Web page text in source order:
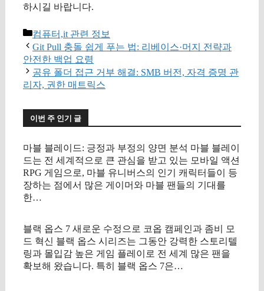
하시길 바랍니다.
카
테
고
리
컴퓨터,it 관련 정보
Git Pull 충돌 쉽게 푸는 법: 리베이스·머지 전략과
안전한 백업 요령
공유 폴더 접근 거부 해결: SMB 버전, 자격 증명 관
리자, 권한 매트릭스
이번 주 인기 글
마블 블레이드: 긍정과 부정의 양면 분석 마블 블레이
드는 전 세계적으로 큰 관심을 받고 있는 모바일 액션
RPG 게임으로, 마블 유니버스의 인기 캐릭터들이 등
장하는 점에서 많은 게이머와 마블 팬들의 기대를
한…
블랙 옵스 7 새로운 수정으로 코옵 캠페인과 좀비 모
드 혁신 블랙 옵스 시리즈는 그동안 강력한 스토리텔
링과 몰입감 높은 게임 플레이로 전 세계 많은 팬을
확보해 왔습니다. 특히 블랙 옵스 7은…